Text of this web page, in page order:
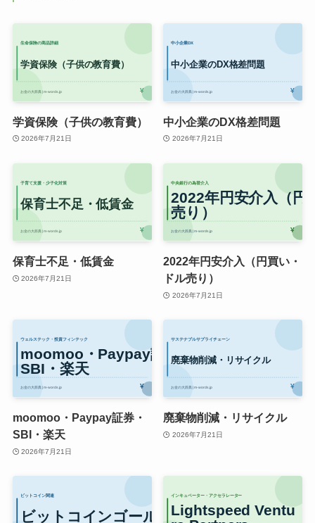
学資保険（子供の教育費）
2026年7月21日
中小企業のDX格差問題
2026年7月21日
保育士不足・低賃金
2026年7月21日
2022年円安介入（円買い・
ドル売り）
2026年7月21日
moomoo・Paypay証券・
SBI・楽天
2026年7月21日
廃棄物削減・リサイクル
2026年7月21日